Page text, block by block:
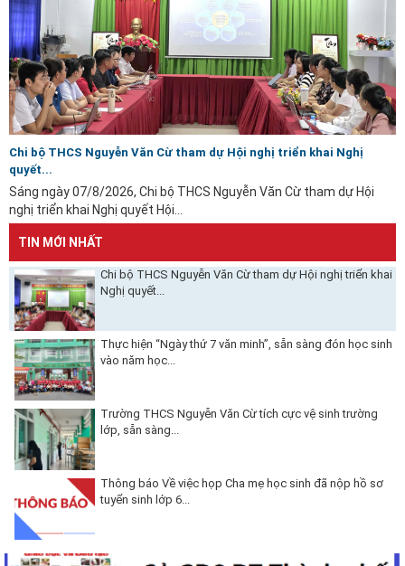
Chi bộ THCS Nguyễn Văn Cừ tham dự Hội nghị triển khai Nghị
quyết...
Sáng ngày 07/8/2026, Chi bộ THCS Nguyễn Văn Cừ tham dự Hội
nghị triển khai Nghị quyết Hội...
TIN MỚI NHẤT
Chi bộ THCS Nguyễn Văn Cừ tham dự Hội nghị triển khai
Nghị quyết...
Thực hiện “Ngày thứ 7 văn minh”, sẵn sàng đón học sinh
vào năm học...
Trường THCS Nguyễn Văn Cừ tích cực vệ sinh trường
lớp, sẵn sàng...
Thông báo Về việc họp Cha mẹ học sinh đã nộp hồ sơ
tuyển sinh lớp 6...